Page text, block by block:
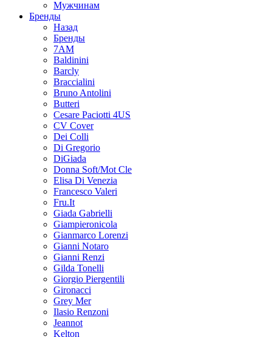
Мужчинам
Бренды
Назад
Бренды
7AM
Baldinini
Barcly
Braccialini
Bruno Antolini
Butteri
Cesare Paciotti 4US
CV Cover
Dei Colli
Di Gregorio
DiGiada
Donna Soft/Mot Cle
Elisa Di Venezia
Francesco Valeri
Fru.It
Giada Gabrielli
Giampieronicola
Gianmarco Lorenzi
Gianni Notaro
Gianni Renzi
Gilda Tonelli
Giorgio Piergentili
Gironacci
Grey Mer
Ilasio Renzoni
Jeannot
Kelton